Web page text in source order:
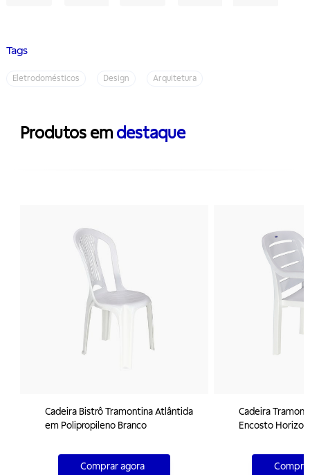
Tags
Eletrodomésticos Design Arquitetura
Produtos em destaque
Cadeira Bistrô Tramontina Atlântida
em Polipropileno Branco
Comprar agora
Cadeira
Encosto